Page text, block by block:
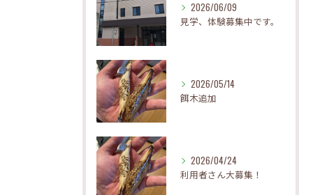
2026/06/09
見学、体験募集中です。
2026/05/14
餌木追加
2026/04/24
利用者さん大募集！